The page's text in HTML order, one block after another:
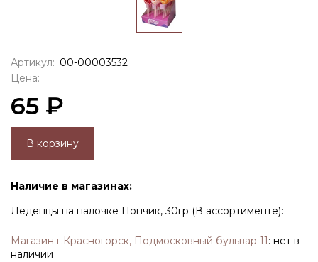
Артикул: 00-00003532
Цена:
65 ₽
В корзину
Наличие в магазинах:
Леденцы на палочке Пончик, 30гр (В ассортименте):
Магазин г.Красногорск, Подмосковный бульвар 11: нет в
наличии